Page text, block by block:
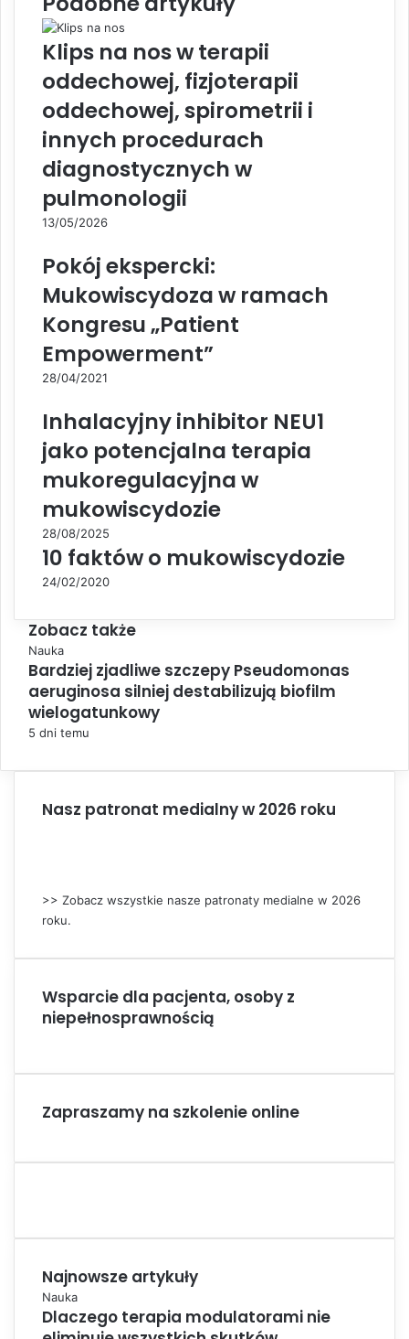
Klips na nos w terapii
oddechowej, fizjoterapii
oddechowej, spirometrii i
innych procedurach
diagnostycznych w
pulmonologii
13/05/2026
Pokój ekspercki:
Mukowiscydoza w ramach
Kongresu „Patient
Empowerment”
28/04/2021
Inhalacyjny inhibitor NEU1
jako potencjalna terapia
mukoregulacyjna w
mukowiscydozie
28/08/2025
10 faktów o mukowiscydozie
24/02/2020
Zobacz także
C
l
o
s
e
Nauka
Bardziej zjadliwe szczepy Pseudomonas
aeruginosa silniej destabilizują biofilm
wielogatunkowy
5 dni temu
Nasz patronat medialny w 2026 roku
>> Zobacz wszystkie nasze patronaty medialne w 2026
roku.
Wsparcie dla pacjenta, osoby z
niepełnosprawnością
Zapraszamy na szkolenie online
Najnowsze artykuły
Nauka
Dlaczego terapia modulatorami nie